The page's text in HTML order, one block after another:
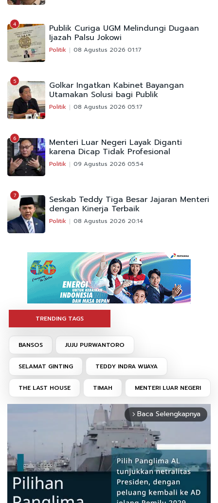
4 Publik Curiga UGM Melindungi Dugaan
Ijazah Palsu Jokowi
Politik 08 Agustus 2026 01:17
5 Golkar Ingatkan Kabinet Bayangan
Utamakan Solusi bagi Publik
Politik 08 Agustus 2026 05:17
6 Menteri Luar Negeri Layak Diganti
karena Dicap Tidak Profesional
Politik 09 Agustus 2026 05:54
7 Seskab Teddy Tiga Besar Jajaran Menteri
dengan Kinerja Terbaik
Politik 08 Agustus 2026 20:14
TRENDING TAGS
BANSOS JUJU PURWANTORO
SELAMAT GINTING TEDDY INDRA WIJAYA
THE LAST HOUSE TIMAH MENTERI LUAR NEGERI
arrow_forward_ios Baca Selengkapnya